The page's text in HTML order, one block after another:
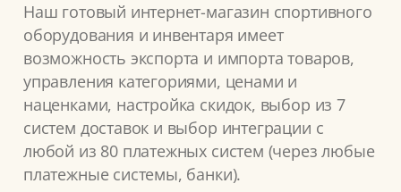
Наш готовый интернет-магазин спортивного
оборудования и инвентаря имеет
возможность экспорта и импорта товаров,
управления категориями, ценами и
наценками, настройка скидок, выбор из 7
систем доставок и выбор интеграции с
любой из 80 платежных систем (через любые
платежные системы, банки).